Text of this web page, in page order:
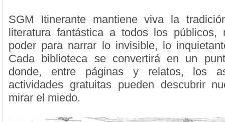
SGM Itinerante mantiene viva la
literatura fantástica a todos los públicos,
poder para narrar lo invisible, lo
Cada biblioteca se convertirá en un
donde, entre páginas y relatos, los
actividades gratuitas pueden descubrir
mirar el miedo.